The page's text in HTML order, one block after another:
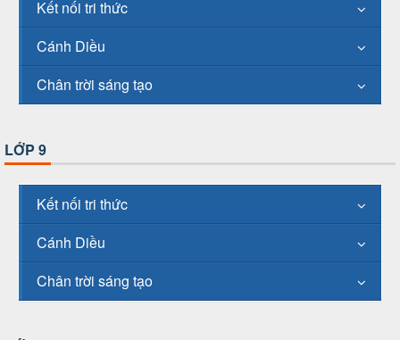
Kết nối tri thức
Cánh Diều
Chân trời sáng tạo
LỚP 9
Kết nối tri thức
Cánh Diều
Chân trời sáng tạo